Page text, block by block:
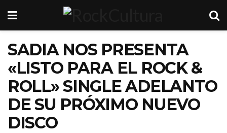
SADIA NOS PRESENTA
«LISTO PARA EL ROCK &
ROLL» SINGLE ADELANTO
DE SU PRÓXIMO NUEVO
DISCO